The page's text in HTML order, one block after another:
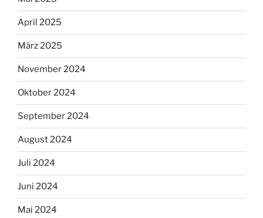
April 2025
März 2025
November 2024
Oktober 2024
September 2024
August 2024
Juli 2024
Juni 2024
Mai 2024